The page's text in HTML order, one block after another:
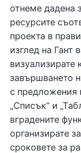
отнеме дадена
ресурсите
проекта в
изглед на Гант
визуализирате
завършването
с предложения
„Списък“ и
вградените
организирате
сроковете за